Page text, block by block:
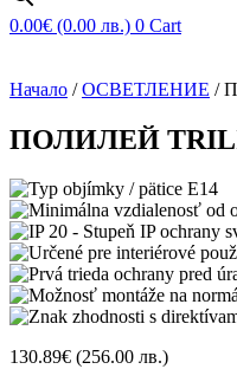
0.00€ (0.00 лв.) 0 Cart
Начало /ОСВЕТЛЕНИЕ /
ПОЛИЛЕЙ
130.89€ (256.00 лв.)